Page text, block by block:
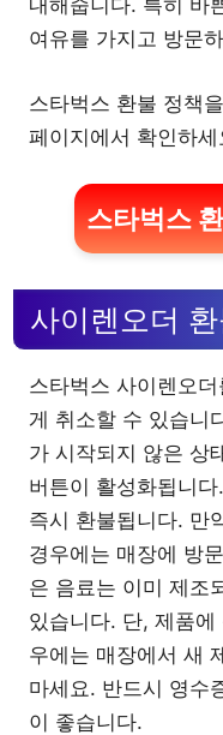
내해줍니다. 특히 바
여유를 가지고 방문
스타벅스 환불 정책
페이지에서 확인하세
스타벅스
사이렌오더
스타벅스 사이렌오
게 취소할 수 있습니
가 시작되지 않은 상
버튼이 활성화됩니
즉시 환불됩니다. 만
경우에는 매장에 방
은 음료는 이미 제조
있습니다. 단, 제품
우에는 매장에서 새
마세요. 반드시 영수
이 좋습니다.